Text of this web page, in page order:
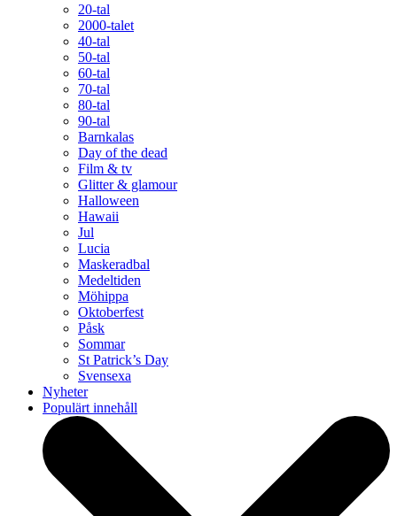
20-tal
2000-talet
40-tal
50-tal
60-tal
70-tal
80-tal
90-tal
Barnkalas
Day of the dead
Film & tv
Glitter & glamour
Halloween
Hawaii
Jul
Lucia
Maskeradbal
Medeltiden
Möhippa
Oktoberfest
Påsk
Sommar
St Patrick’s Day
Svensexa
Nyheter
Populärt innehåll